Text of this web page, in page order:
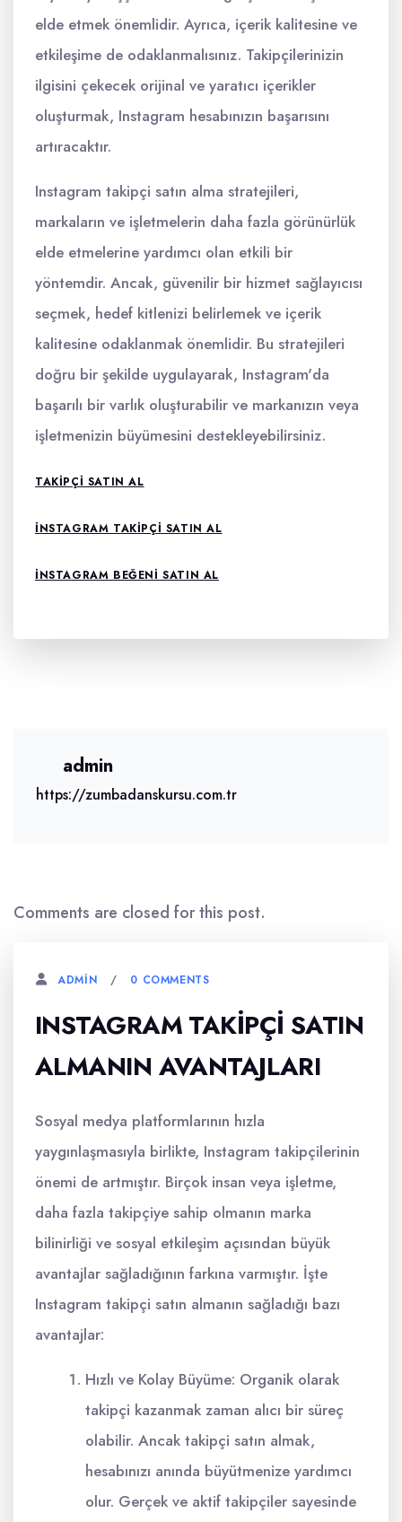
elde etmek önemlidir. Ayrıca, içerik kalitesine ve
etkileşime de odaklanmalısınız. Takipçilerinizin
ilgisini çekecek orijinal ve yaratıcı içerikler
oluşturmak, Instagram hesabınızın başarısını
artıracaktır.
Instagram takipçi satın alma stratejileri,
markaların ve işletmelerin daha fazla görünürlük
elde etmelerine yardımcı olan etkili bir
yöntemdir. Ancak, güvenilir bir hizmet sağlayıcısı
seçmek, hedef kitlenizi belirlemek ve içerik
kalitesine odaklanmak önemlidir. Bu stratejileri
doğru bir şekilde uygulayarak, Instagram'da
başarılı bir varlık oluşturabilir ve markanızın veya
işletmenizin büyümesini destekleyebilirsiniz.
TAKIPÇI SATIN AL
INSTAGRAM TAKIPÇI SATIN AL
INSTAGRAM BEĞENI SATIN AL
admin
https://zumbadanskursu.com.tr
Comments are closed for this post.
ADMIN 0 COMMENTS
INSTAGRAM TAKIPÇI SATIN
ALMANIN AVANTAJLARI
Sosyal medya platformlarının hızla
yaygınlaşmasıyla birlikte, Instagram takipçilerinin
önemi de artmıştır. Birçok insan veya işletme,
daha fazla takipçiye sahip olmanın marka
bilinirliği ve sosyal etkileşim açısından büyük
avantajlar sağladığının farkına varmıştır. İşte
Instagram takipçi satın almanın sağladığı bazı
avantajlar:
Hızlı ve Kolay Büyüme: Organik olarak
takipçi kazanmak zaman alıcı bir süreç
olabilir. Ancak takipçi satın almak,
hesabınızı anında büyütmenize yardımcı
olur. Gerçek ve aktif takipçiler sayesinde